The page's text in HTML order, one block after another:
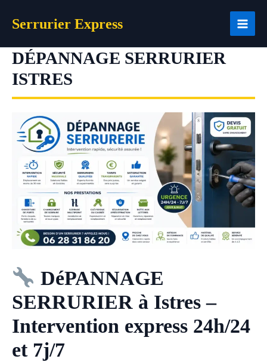
Serrurier Express
DÉPANNAGE SERRURIER
ISTRES
DéPANNAGE
SERRURIER à Istres –
Intervention express 24h/24
et 7j/7